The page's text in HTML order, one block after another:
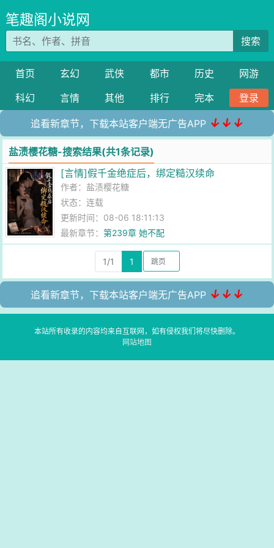
笔趣阁小说网
搜索
首页 玄幻 武侠 都市 历史
网游
科幻
言情 其他 排行 完本 登录
追看新章节，下载本站客户端无广告APP ↓↓↓
盐渍樱花糖-搜索结果(共1条记录)
[言情]假千金绝症后，绑定糙汉续命
作者： 盐渍樱花糖
状态：连载
更新时间：08-06 18:11:13
最新章节：第239章 她不配
1/1 1
追看新章节，下载本站客户端无广告APP ↓↓↓
本站所有收录的内容均来自互联网，如有侵权我们将尽快删除。
网站地图